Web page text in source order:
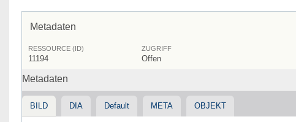
Metadaten
RESSOURCE (ID)
11194
ZUGRIFF
Offen
Metadaten
BILD DIA Default META OBJEKT